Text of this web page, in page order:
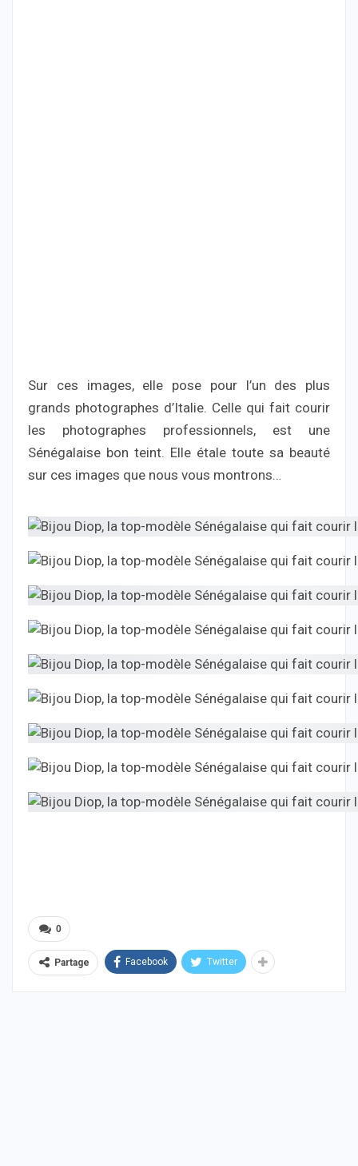
Sur ces images, elle pose pour l’un des plus
grands photographes d’Italie. Celle qui fait courir
les photographes professionnels, est une
Sénégalaise bon teint. Elle étale toute sa beauté
sur ces images que nous vous montrons…
0
Partage Facebook Twitter